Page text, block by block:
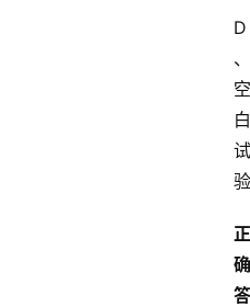
D
、
空
白
试
验
正
确
答